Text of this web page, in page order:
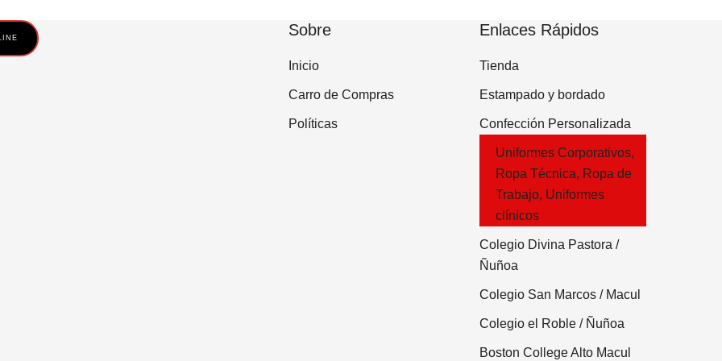
Sobre
Inicio
Carro de Compras
Políticas
Enlaces Rápidos
Tienda
Estampado y bordado
Confección Personalizada
Uniformes Corporativos,
Ropa Técnica, Ropa de
Trabajo, Uniformes
clínicos
Colegio Divina Pastora /
Ñuñoa
Colegio San Marcos / Macul
Colegio el Roble / Ñuñoa
Boston College Alto Macul